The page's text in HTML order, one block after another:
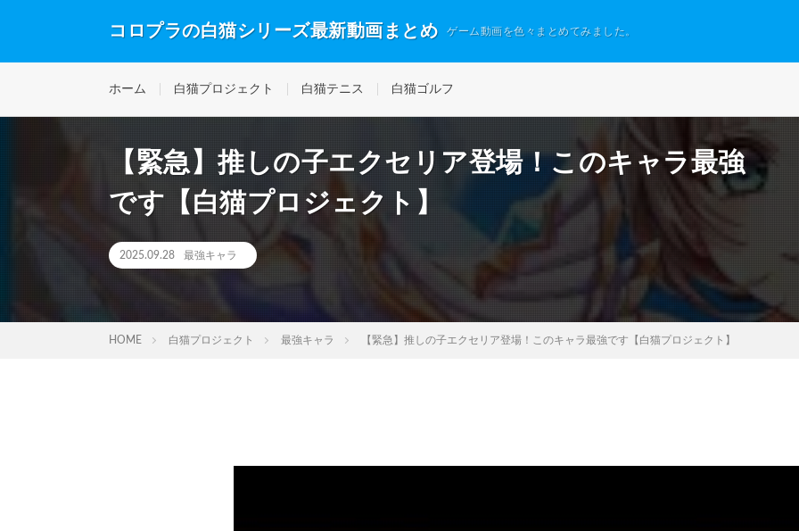
コロプラの白猫シリーズ最新動画まとめ ゲーム動画を色々まとめてみました。
ホーム 白猫プロジェクト 白猫テニス 白猫ゴルフ
【緊急】推しの子エクセリア登場！このキャラ最強
です【白猫プロジェクト】
2025.09.28 最強キャラ
HOME 白猫プロジェクト 最強キャラ 【緊急】推しの子エクセリア登場！このキャラ最強です【白猫プロジェクト】